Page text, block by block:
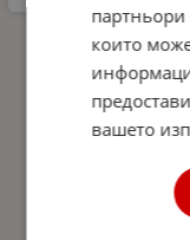
Автомобилна
DIN 13164-
жилетка и
триъгълник –
Европейски
изисквания в
партньори
които
вашето